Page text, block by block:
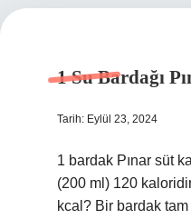
1 Su Bardağı
Tarih: Eylül 23, 2024
1 bardak Pınar süt
(200 ml) 120
kcal? Bir bardak